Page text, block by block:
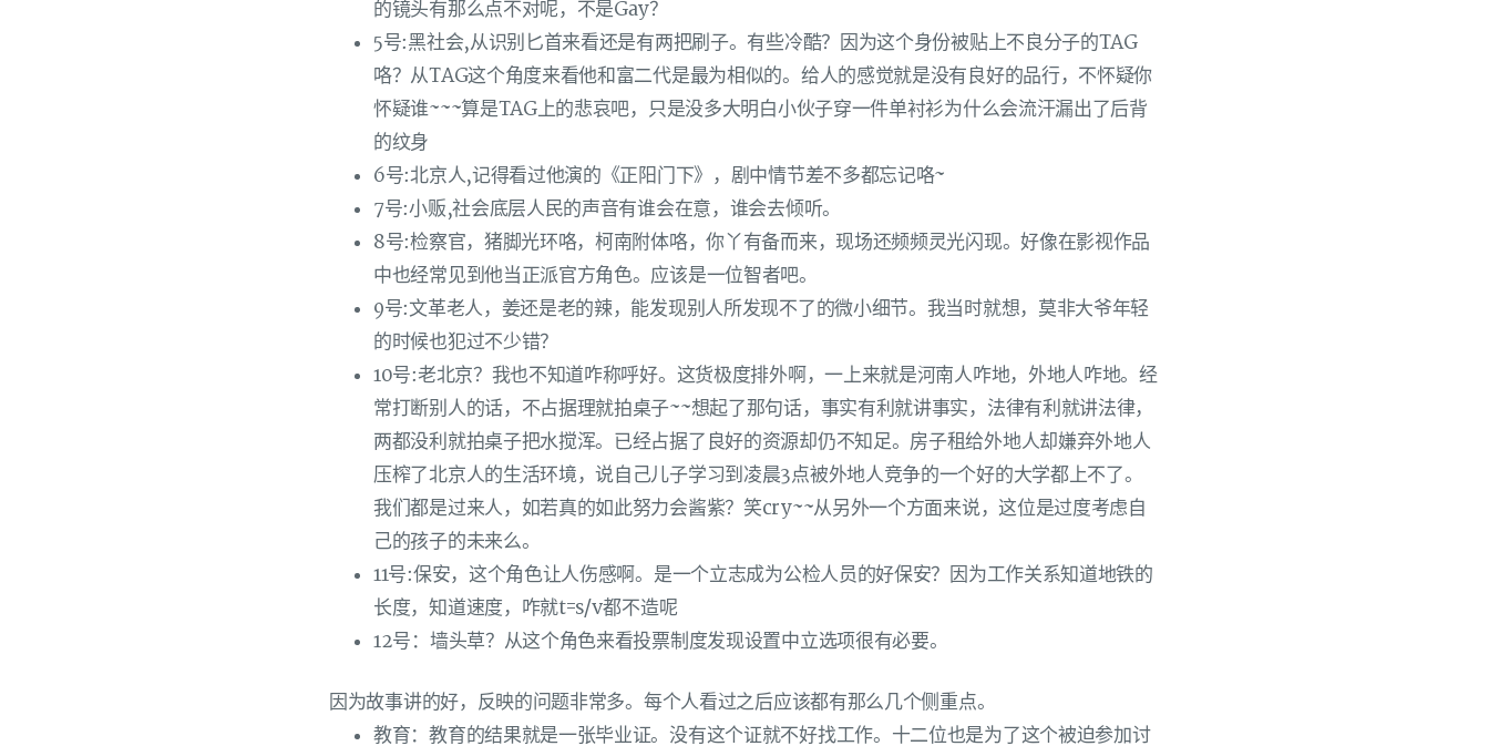
的镜头有那么点不对呢，不是Gay？
5号:黑社会,从识别匕首来看还是有两把刷子。有些冷酷？因为这个身份被贴上不良分子的TAG
咯？从TAG这个角度来看他和富二代是最为相似的。给人的感觉就是没有良好的品行，不怀疑你
怀疑谁~~~算是TAG上的悲哀吧，只是没多大明白小伙子穿一件单衬衫为什么会流汗漏出了后背
的纹身
6号:北京人,记得看过他演的《正阳门下》，剧中情节差不多都忘记咯~
7号:小贩,社会底层人民的声音有谁会在意，谁会去倾听。
8号:检察官，猪脚光环咯，柯南附体咯，你丫有备而来，现场还频频灵光闪现。好像在影视作品
中也经常见到他当正派官方角色。应该是一位智者吧。
9号:文革老人，姜还是老的辣，能发现别人所发现不了的微小细节。我当时就想，莫非大爷年轻
的时候也犯过不少错？
10号:老北京？我也不知道咋称呼好。这货极度排外啊，一上来就是河南人咋地，外地人咋地。经
常打断别人的话，不占据理就拍桌子~~想起了那句话，事实有利就讲事实，法律有利就讲法律，
两都没利就拍桌子把水搅浑。已经占据了良好的资源却仍不知足。房子租给外地人却嫌弃外地人
压榨了北京人的生活环境，说自己儿子学习到凌晨3点被外地人竞争的一个好的大学都上不了。
我们都是过来人，如若真的如此努力会酱紫？笑cry~~从另外一个方面来说，这位是过度考虑自
己的孩子的未来么。
11号:保安，这个角色让人伤感啊。是一个立志成为公检人员的好保安？因为工作关系知道地铁的
长度，知道速度，咋就t=s/v都不造呢
12号：墙头草？从这个角色来看投票制度发现设置中立选项很有必要。
因为故事讲的好，反映的问题非常多。每个人看过之后应该都有那么几个侧重点。
教育：教育的结果就是一张毕业证。没有这个证就不好找工作。十二位也是为了这个被迫参加讨